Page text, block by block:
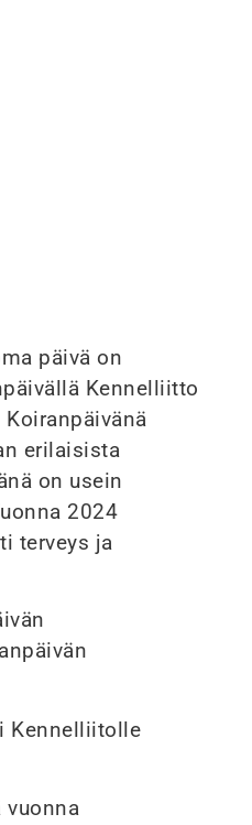
päivä on
Kennelliitto
erilaisista
on usein
2024
terveys ja
Kennelliitolle
vuonna